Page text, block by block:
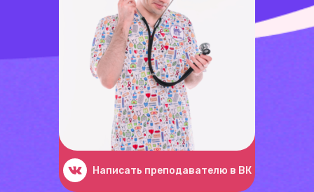
Написать преподавателю в ВК